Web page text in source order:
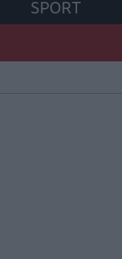
SPORT